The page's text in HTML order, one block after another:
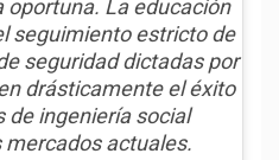
La educación
seguimiento estricto de
seguridad dictadas por
drásticamente el éxito
de ingeniería social
actuales.